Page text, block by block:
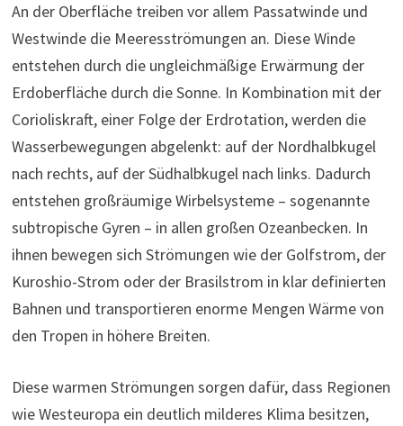
An der Oberfläche treiben vor allem Passatwinde und
Westwinde die Meeresströmungen an. Diese Winde
entstehen durch die ungleichmäßige Erwärmung der
Erdoberfläche durch die Sonne. In Kombination mit der
Corioliskraft, einer Folge der Erdrotation, werden die
Wasserbewegungen abgelenkt: auf der Nordhalbkugel
nach rechts, auf der Südhalbkugel nach links. Dadurch
entstehen großräumige Wirbelsysteme – sogenannte
subtropische Gyren – in allen großen Ozeanbecken. In
ihnen bewegen sich Strömungen wie der Golfstrom, der
Kuroshio-Strom oder der Brasilstrom in klar definierten
Bahnen und transportieren enorme Mengen Wärme von
den Tropen in höhere Breiten.
Diese warmen Strömungen sorgen dafür, dass Regionen
wie Westeuropa ein deutlich milderes Klima besitzen,